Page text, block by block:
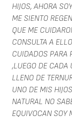
HIJOS, AHORA
ME SIENTO
QUE ME
CONSULTA A
CUIDADOS PARA
,LUEGO DE CADA
LLENO DE
UNO DE MIS
NATURAL NO
EQUIVOCAN SOY